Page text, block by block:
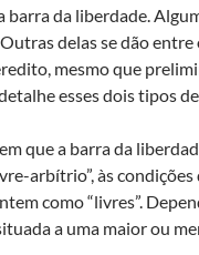
barra da liberdade.
delas se dão
mesmo que
esses dois tipos
que a barra da
arbítrio”, às
como “livres”.
a uma maior ou